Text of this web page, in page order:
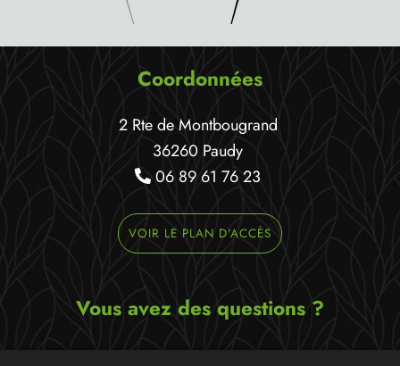
Coordonnées
2 Rte de Montbougrand
36260 Paudy
06 89 61 76 23
VOIR LE PLAN D'ACCÈS
Vous avez des questions ?